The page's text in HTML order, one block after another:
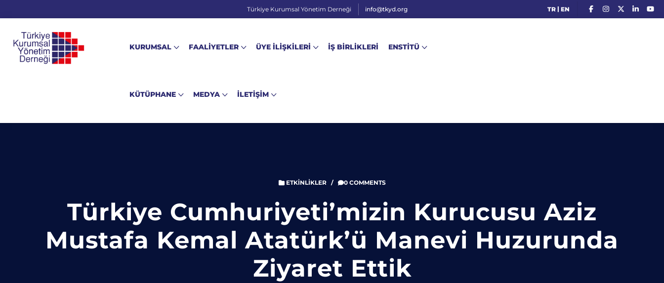
Türkiye Kurumsal Yönetim Derneği info@tkyd.org TR | EN
KURUMSAL FAALİYETLER ÜYE İLİŞKİLERİ İŞ BİRLİKLERİ ENSTİTÜ
KÜTÜPHANE MEDYA İLETİŞİM
ETKINLIKLER/ 0 COMMENTS
Türkiye Cumhuriyeti’mizin Kurucusu Aziz
Mustafa Kemal Atatürk’ü Manevi Huzurunda
Ziyaret Ettik